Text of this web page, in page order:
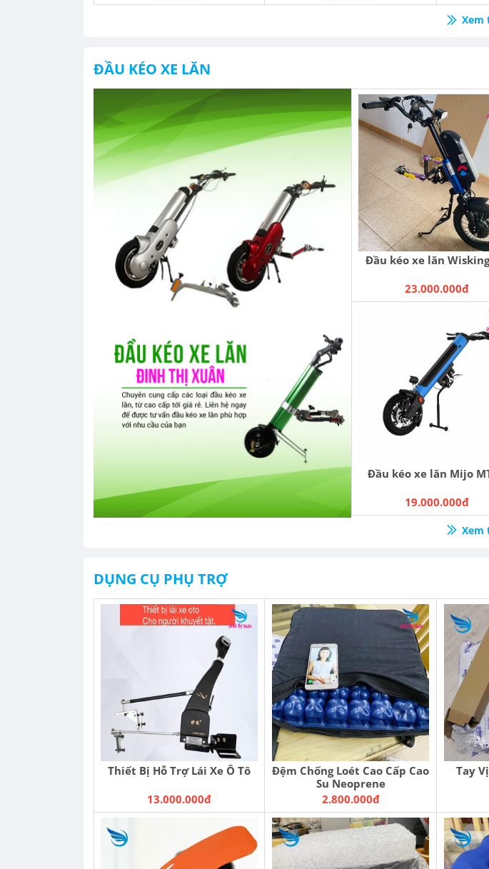
Xem
ĐẦU KÉO XE LĂN
Đầu kéo xe lăn
23.000.000đ
Đầu kéo xe lăn Mijo
19.000.000đ
Xem
DỤNG CỤ PHỤ TRỢ
Thiết Bị Hỗ Trợ Lái Xe Ô Tô
13.000.000đ
Đệm Chống Loét Cao Cấp Cao
Su Neoprene
2.800.000đ
Tay